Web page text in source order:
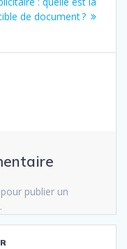
:
de document ?
publier un